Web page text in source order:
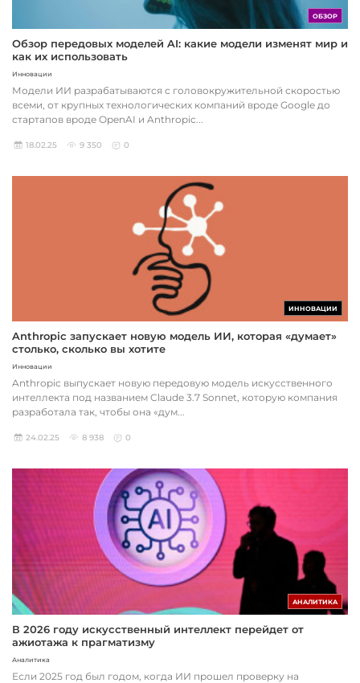
ОБЗОР
Обзор передовых моделей AI: какие модели изменят мир и
как их использовать
Инновации
Модели ИИ разрабатываются с головокружительной скоростью
всеми, от крупных технологических компаний вроде Google до
стартапов вроде OpenAI и Anthropic...
18.02.25 9 350 0
ИННОВАЦИИ
Anthropic запускает новую модель ИИ, которая «думает»
столько, сколько вы хотите
Инновации
Anthropic выпускает новую передовую модель искусственного
интеллекта под названием Claude 3.7 Sonnet, которую компания
разработала так, чтобы она «дум...
24.02.25 8 938 0
АНАЛИТИКА
В 2026 году искусственный интеллект перейдет от
ажиотажа к прагматизму
Аналитика
Если 2025 год был годом, когда ИИ прошел проверку на